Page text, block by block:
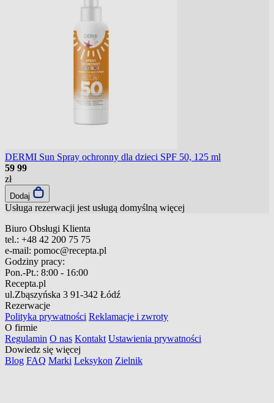
DERMI Sun Spray ochronny dla dzieci SPF 50, 125 ml
59 99
zł
Dodaj
Usługa rezerwacji jest usługą domyślną więcej
Biuro Obsługi Klienta
tel.: +48 42 200 75 75
e-mail: pomoc@recepta.pl
Godziny pracy:
Pon.-Pt.: 8:00 - 16:00
Recepta.pl
ul.Zbąszyńska 3 91-342 Łódź
Rezerwacje
Polityka prywatności Reklamacje i zwroty
O firmie
Regulamin O nas Kontakt Ustawienia prywatności
Dowiedz się więcej
Blog FAQ Marki Leksykon Zielnik